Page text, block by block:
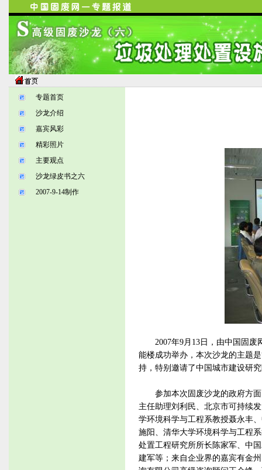
专题首页
沙龙介绍
嘉宾风彩
精彩照片
主要观点
沙龙绿皮书之六
2007-9-14制作
2007年9月13日，由中国固废
能楼成功举办，本次沙龙的主题
持，特别邀请了中国城市建设研
参加本次固废沙龙的政府方面
主任助理刘利民、北京市可持续
学环境科学与工程系教授聂永丰
施阳、清华大学环境科学与工程
处置工程研究所所长陈家军、中
建军等；来自企业界的嘉宾有金